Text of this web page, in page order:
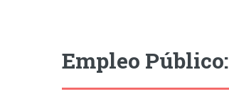
Empleo Público: